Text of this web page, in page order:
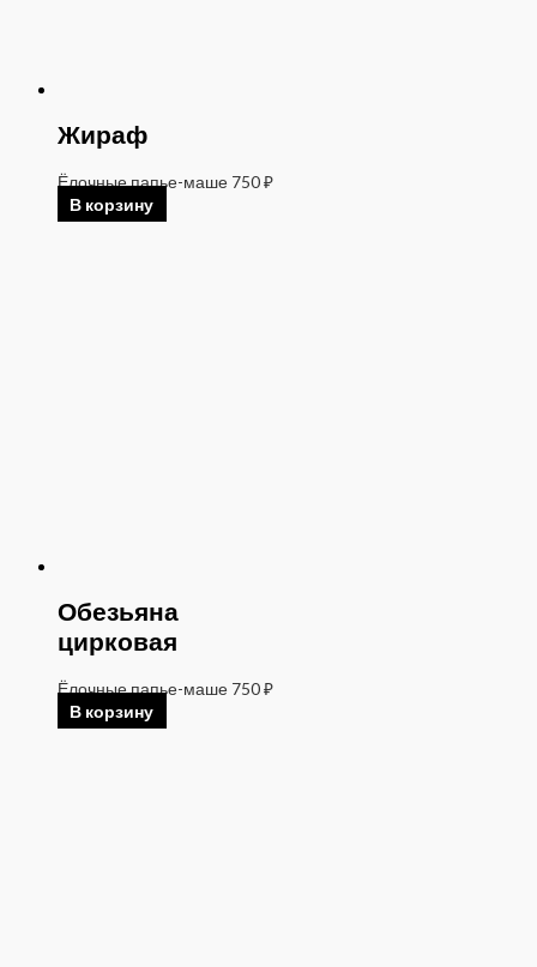
Жираф
Ёлочные папье-маше 750₽
В корзину
Обезьяна
цирковая
Ёлочные папье-маше 750₽
В корзину